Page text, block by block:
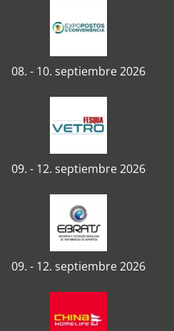
08. - 10. septiembre 2026
09. - 12. septiembre 2026
09. - 12. septiembre 2026